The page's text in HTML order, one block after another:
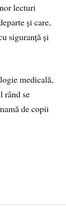
lecturi
și care,
siguranță și
medicală,
rând se
de copii